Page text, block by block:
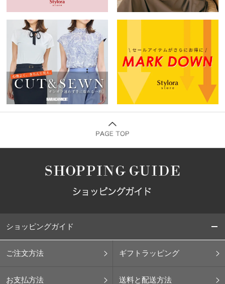
ショッピングガイド
ご注文方法 ギフトラッピング
お支払方法 送料と配送方法